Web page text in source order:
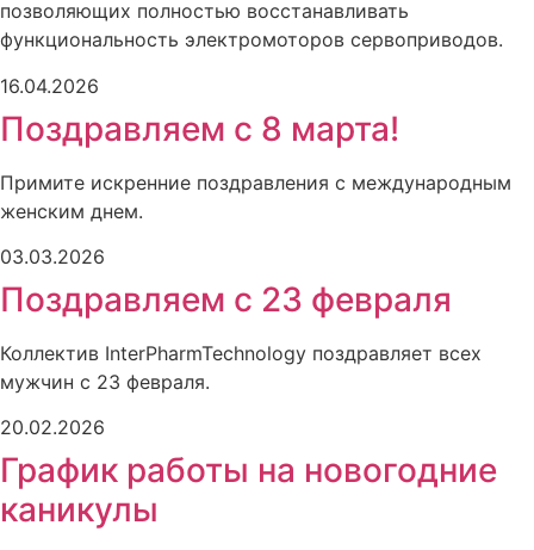
позволяющих полностью восстанавливать
функциональность электромоторов сервоприводов.
16.04.2026
Поздравляем с 8 марта!
Примите искренние поздравления с международным
женским днем.
03.03.2026
Поздравляем с 23 февраля
Коллектив InterPharmTechnology поздравляет всех
мужчин с 23 февраля.
20.02.2026
График работы на новогодние
каникулы